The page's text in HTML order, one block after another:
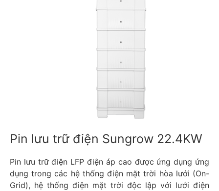
Pin lưu trữ điện Sungrow 22.4KW
Pin lưu trữ điện LFP điện áp cao được ứng dụng ứng
dụng trong các hệ thống điện mặt trời hòa lưới (On-
Grid), hệ thống điện mặt trời độc lập với lưới điện